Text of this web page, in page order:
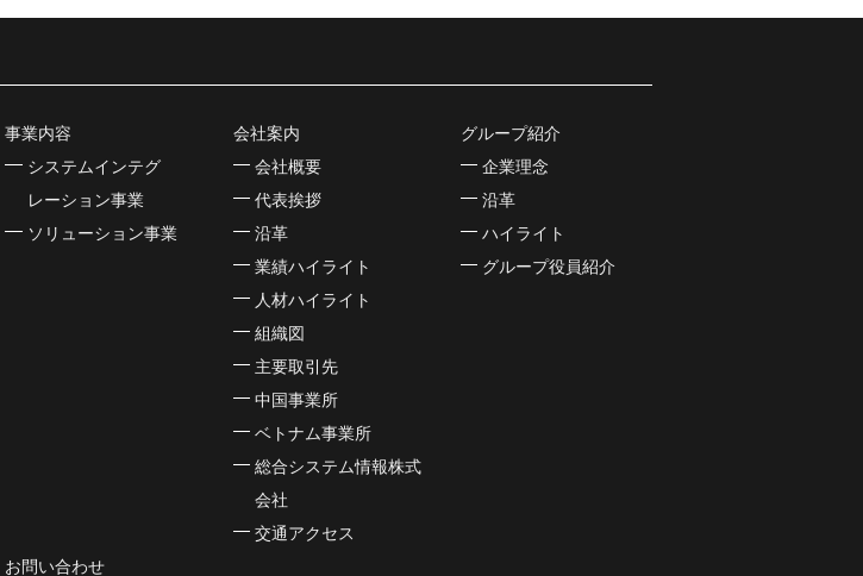
ブ
事業内容
システムインテグ
レーション事業
ソリューション事業
会社案内
会社概要
代表挨拶
沿革
業績ハイライト
人材ハイライト
組織図
主要取引先
中国事業所
ベトナム事業所
総合システム情報株式
会社
交通アクセス
グループ紹介
企業理念
沿革
ハイライト
グループ役員紹介
お問い合わせ